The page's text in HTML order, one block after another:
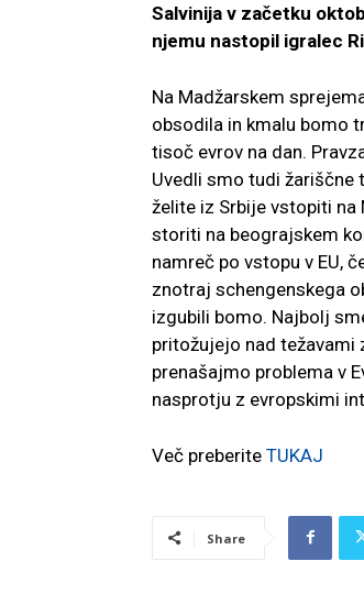
Salvinija v začetku
njemu nastopil igralec
Na Madžarskem
obsodila in kmalu bomo
tisoč evrov na dan.
Uvedli smo tudi žariščne
želite iz Srbije vstopiti na
storiti na beograjskem
namreč po vstopu v EU,
znotraj schengenskega
izgubili bomo. Najbolj
pritožujejo nad težavami
prenašajmo problema v
nasprotju z evropskimi
Več preberite TUKAJ
Share